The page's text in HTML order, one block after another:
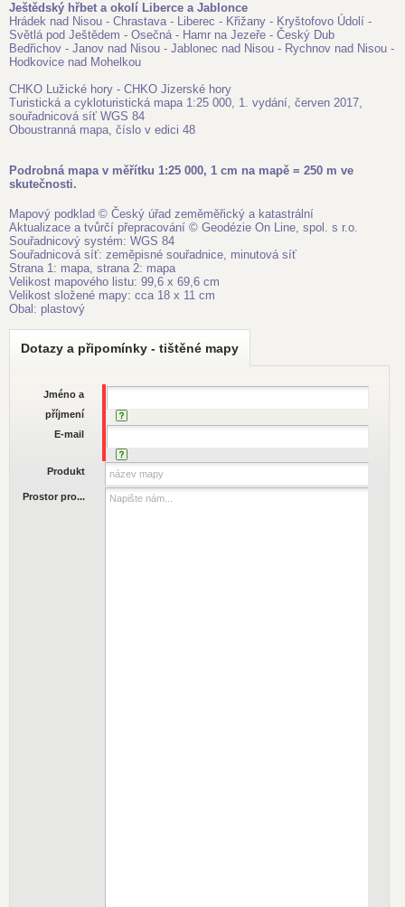
Ještědský hřbet a okolí Liberce a Jablonce
Hrádek nad Nisou - Chrastava - Liberec - Křižany - Kryštofovo Údolí -
Světlá pod Ještědem - Osečná - Hamr na Jezeře - Český Dub
Bedřichov - Janov nad Nisou - Jablonec nad Nisou - Rychnov nad Nisou -
Hodkovice nad Mohelkou
CHKO Lužické hory - CHKO Jizerské hory
Turistická a cykloturistická mapa 1:25 000, 1. vydání, červen 2017,
souřadnicová síť WGS 84
Oboustranná mapa, číslo v edici 48
Podrobná mapa v měřítku 1:25 000, 1 cm na mapě = 250 m ve
skutečnosti.
Mapový podklad © Český úřad zeměměřický a katastrální
Aktualizace a tvůrčí přepracování © Geodézie On Line, spol. s r.o.
Souřadnicový systém: WGS 84
Souřadnicová síť: zeměpisné souřadnice, minutová síť
Strana 1: mapa, strana 2: mapa
Velikost mapového listu: 99,6 x 69,6 cm
Velikost složené mapy: cca 18 x 11 cm
Obal: plastový
Dotazy a připomínky - tištěné mapy
Jméno a
příjmení
E-mail
Produkt
Prostor pro...